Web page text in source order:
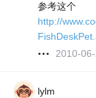
参考这个
http://
2010-
lylm